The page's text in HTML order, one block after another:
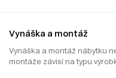
Vynáška a montáž
Vynáška a montáž nábytku
montáže závisí na typu